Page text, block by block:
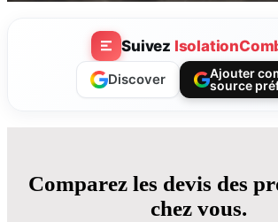
Suivez
Discover
Ajouter
source
Comparez les devis des
chez vous.